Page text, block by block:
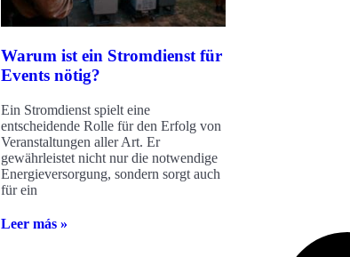
Warum ist ein Stromdienst für
Events nötig?
Ein Stromdienst spielt eine
entscheidende Rolle für den Erfolg von
Veranstaltungen aller Art. Er
gewährleistet nicht nur die notwendige
Energieversorgung, sondern sorgt auch
für ein
Leer más »